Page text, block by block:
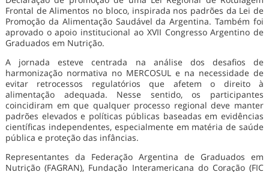
Frontal de Alimentos no bloco, inspirada nos padrões da Lei de
Promoção da Alimentação Saudável da Argentina. Também foi
aprovado o apoio institucional ao XVII Congresso Argentino de
Graduados em Nutrição.
A jornada esteve centrada na análise dos desafios de
harmonização normativa no MERCOSUL e na necessidade de
evitar retrocessos regulatórios que afetem o direito à
alimentação adequada. Nesse sentido, os participantes
coincidiram em que qualquer processo regional deve manter
padrões elevados e políticas públicas baseadas em evidências
científicas independentes, especialmente em matéria de saúde
pública e proteção das infâncias.
Representantes da Federação Argentina de Graduados em
Nutrição (FAGRAN), Fundação Interamericana do Coração (FIC